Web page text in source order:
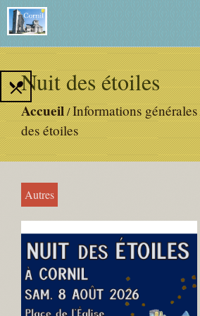
Nuit des étoiles
Accueil/Informations générales
des étoiles
local_dining
Autres